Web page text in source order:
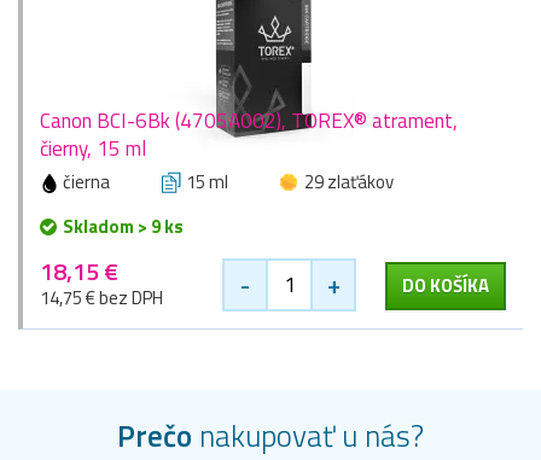
Canon BCI-6Bk (4705A002), TOREX® atrament,
čierny, 15 ml
čierna 15 ml
29 zlaťákov
Skladom > 9 ks
18,15 €
14,75 € bez DPH - + DO KOŠÍKA
Prečo nakupovať u nás?